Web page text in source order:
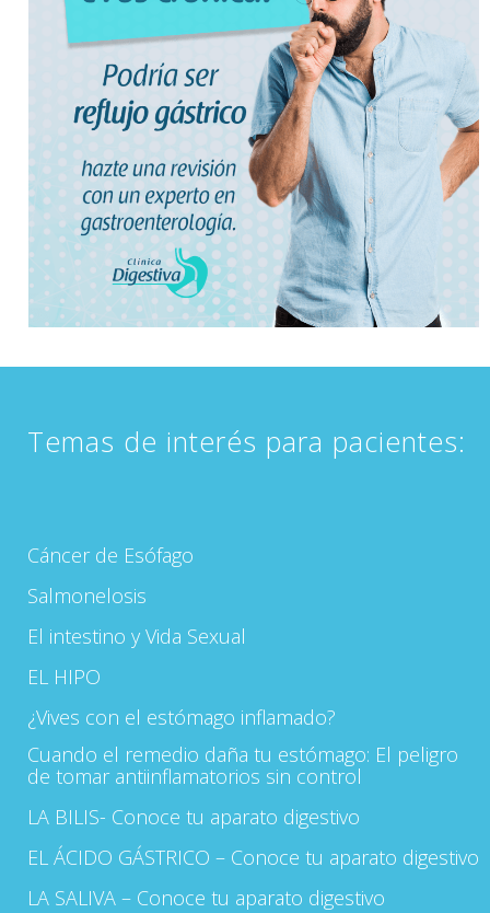
Temas de interés para pacientes:
Cáncer de Esófago
Salmonelosis
El intestino y Vida Sexual
EL HIPO
¿Vives con el estómago inflamado?
Cuando el remedio daña tu estómago: El peligro
de tomar antiinflamatorios sin control
LA BILIS- Conoce tu aparato digestivo
EL ÁCIDO GÁSTRICO – Conoce tu aparato digestivo
LA SALIVA – Conoce tu aparato digestivo